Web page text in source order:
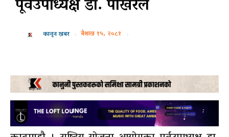
पूर्वउपाध्यक्ष डा. पोखरेल
कानून खबर बैशाख १५, २०८१